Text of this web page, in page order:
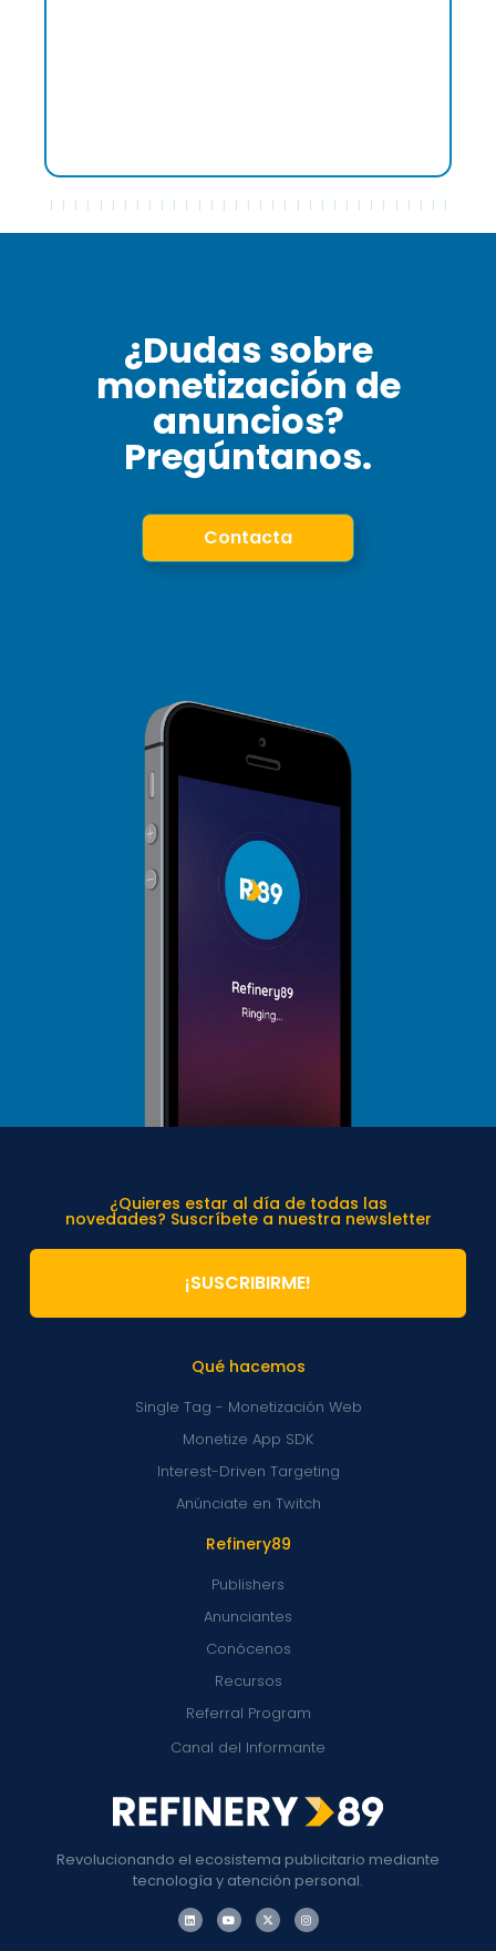
¿Dudas sobre
monetización de
anuncios?
Pregúntanos.
Contacta
Revolucionando el ecosistema publicitario mediante
tecnología y atención personal.
Refinery89
Publishers
Anunciantes
Conócenos
Recursos
Referral Program
Canal del Informante
Qué hacemos
Single Tag - Monetización Web
Monetize App SDK
Interest-Driven Targeting
Anúnciate en Twitch
¿Quieres estar al día de todas las
novedades? Suscríbete a nuestra newsletter
¡SUSCRIBIRME!